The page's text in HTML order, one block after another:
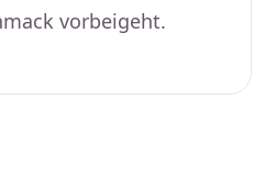
vorbeigeht.